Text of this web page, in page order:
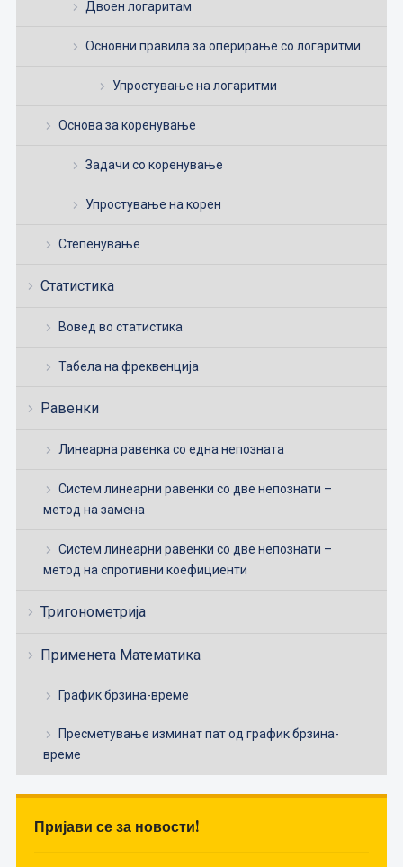
Двоен логаритам
Основни правила за оперирање со логаритми
Упростување на логаритми
Основа за коренување
Задачи со коренување
Упростување на корен
Степенување
Статистика
Вовед во статистика
Табела на фреквенција
Равенки
Линеарна равенка со една непозната
Систем линеарни равенки со две непознати –
метод на замена
Систем линеарни равенки со две непознати –
метод на спротивни коефициенти
Тригонометрија
Применета Математика
График брзина-време
Пресметување изминат пат од график брзина-
време
Пријави се за новости!